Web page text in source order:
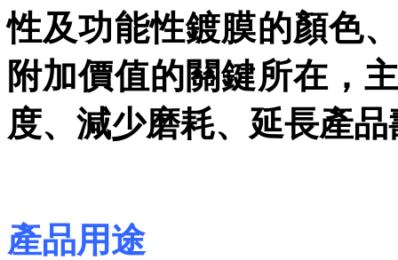
性及功能性鍍膜的顏色
附加價值的關鍵所在，
度、減少磨耗、延長產
產品用途